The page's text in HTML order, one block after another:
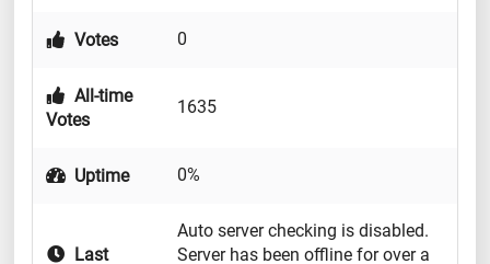
Votes 0
All-time
Votes
1635
Uptime 0%
Last
Auto server checking is disabled.
Server has been offline for over a